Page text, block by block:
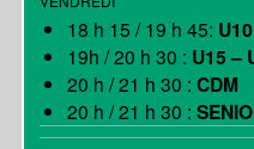
18 h 15 / 19 h 45:
19h / 20 h 30 : U15 –
20 h / 21 h 30 : CDM
20 h / 21 h 30 :